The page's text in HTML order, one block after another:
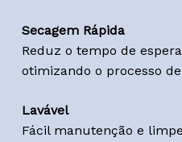
Secagem Rápida
Reduz o tempo de
otimizando o processo
Lavável
Fácil manutenção e